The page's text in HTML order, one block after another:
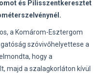
és Pilisszentkeresztet
a Komárom-Esztergom
szóvivőhelyettese a
hogy a
majd a szalagkorláton kívül